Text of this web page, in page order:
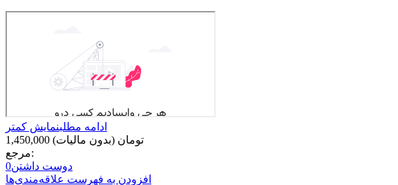
ادامه مطلبنمایش کمتر
1,450,000 تومان (بدون مالیات)
مرجع:
دوست داشتن0
افزودن به فهرست علاقه‌مندی‌ها